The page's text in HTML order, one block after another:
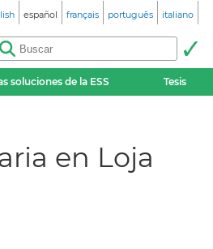
español français português italiano
soluciones de la ESS Tesis
en Loja